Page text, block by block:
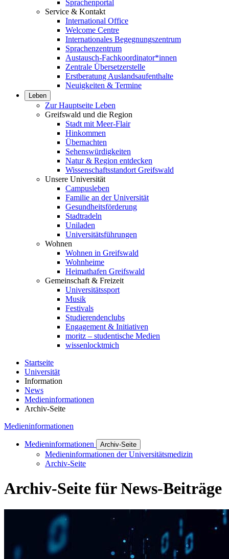
Sprachenportal
Service & Kontakt
International Office
Welcome Centre
Internationales Begegnungszentrum
Sprachenzentrum
Austausch-Fachkoordinator*innen
Zentrale Übersetzerstelle
Erstberatung Auslandsaufenthalte
Neuigkeiten & Termine
Leben
Zur Hauptseite Leben
Greifswald und die Region
Stadt mit Meer-Flair
Hinkommen
Übernachten
Sehenswürdigkeiten
Natur & Region entdecken
Wissenschaftsstandort Greifswald
Unsere Universität
Campusleben
Familie an der Universität
Gesundheitsförderung
Stadtradeln
Uniladen
Universitätsführungen
Wohnen
Wohnen in Greifswald
Wohnheime
Heimathafen Greifswald
Gemeinschaft & Freizeit
Universitätssport
Musik
Festivals
Studierendenclubs
Engagement & Initiativen
moritz – studentische Medien
wissenlocktmich
Startseite
Universität
Information
News
Medieninformationen
Archiv-Seite
Medieninformationen
Medieninformationen Archiv-Seite
Medieninformationen der Universitätsmedizin
Archiv-Seite
Archiv-Seite für News-Beiträge